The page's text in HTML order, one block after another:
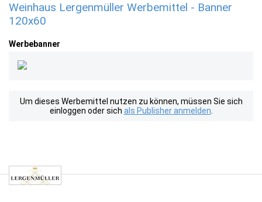
Weinhaus Lergenmüller Werbemittel - Banner
120x60
Werbebanner
Um dieses Werbemittel nutzen zu können, müssen Sie sich
einloggen oder sich als Publisher anmelden